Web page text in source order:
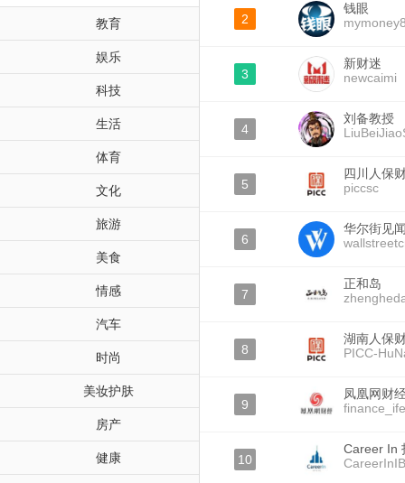
教育
娱乐
科技
生活
体育
文化
旅游
美食
情感
汽车
时尚
美妆护肤
房产
健康
2
钱眼
3
新财迷
newcaimi
4
刘备教授
5
四川人保
piccsc
6
华尔街见
7
正和岛
8
湖南人保
PICC-
9
凤凰网财
10
Career In